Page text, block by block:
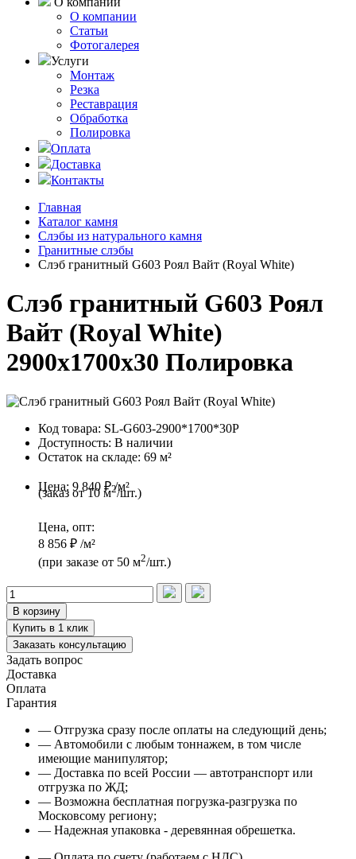
О компании
Статьи
Фотогалерея
Услуги
Монтаж
Резка
Реставрация
Обработка
Полировка
Оплата
Доставка
Контакты
Главная
Каталог камня
Слэбы из натурального камня
Гранитные слэбы
Слэб гранитный G603 Роял Вайт (Royal White)
Слэб гранитный G603 Роял
Вайт (Royal White)
2900x1700x30 Полировка
Код товара: SL-G603-2900*1700*30P
Доступность: В наличии
Остаток на складе: 69 м²
Цена: 9 840 ₽ /м²
(заказ от 10 м2/шт.)
Цена, опт:
8 856 ₽ /м²
(при заказе от 50 м2/шт.)
В корзину
Купить в 1 клик
Заказать консультацию
Задать вопрос
Доставка
Оплата
Гарантия
— Отгрузка сразу после оплаты на следующий день;
— Автомобили с любым тоннажем, в том числе
имеющие манипулятор;
— Доставка по всей России — автотранспорт или
отгрузка по ЖД;
— Возможна бесплатная погрузка-разгрузка по
Московсому региону;
— Надежная упаковка - деревянная обрешетка.